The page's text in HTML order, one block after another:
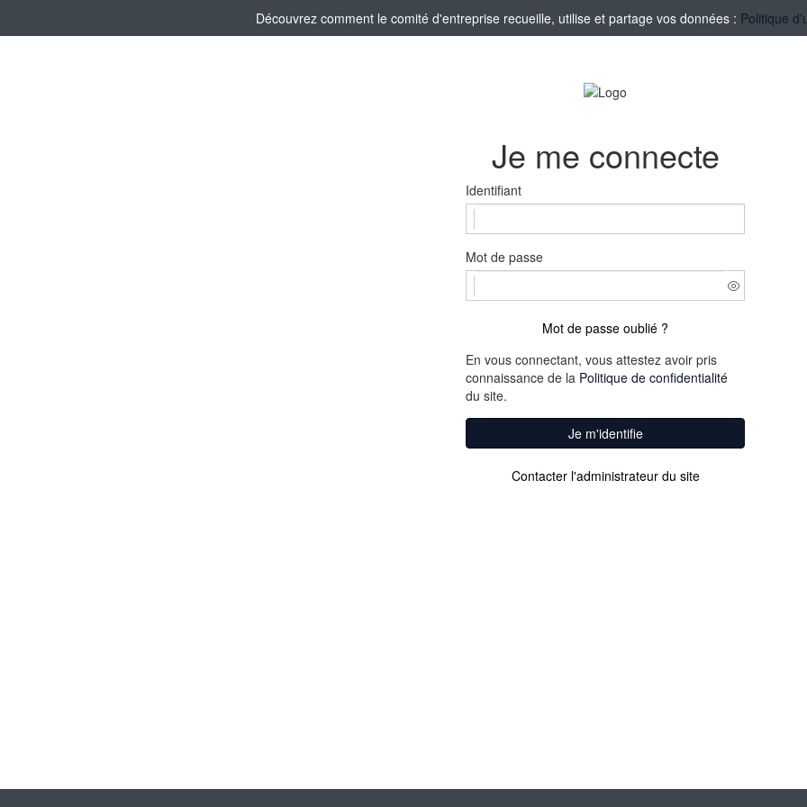
Découvrez comment le comité d'entreprise recueille, utilise et partage vos données : Politique
Je me connecte
Identifiant
Mot de passe
Mot de passe oublié ?
En vous connectant, vous attestez avoir pris
connaissance de la Politique de confidentialité
du site.
Je m'identifie
Contacter l'administrateur du site